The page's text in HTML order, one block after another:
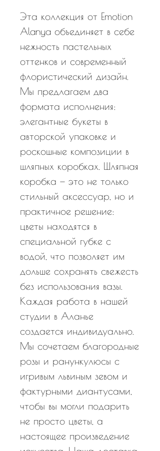
Эта коллекция от Emotion
Alanya объединяет в себе
нежность пастельных
оттенков и современный
флористический дизайн.
Мы предлагаем два
формата исполнения:
элегантные букеты в
авторской упаковке и
роскошные композиции в
шляпных коробках. Шляпная
коробка — это не только
стильный аксессуар, но и
практичное решение:
цветы находятся в
специальной губке с
водой, что позволяет им
дольше сохранять свежесть
без использования вазы.
Каждая работа в нашей
студии в Аланье
создается индивидуально.
Мы сочетаем благородные
розы и ранункулюсы с
игривым львиным зевом и
фактурными диантусами,
чтобы вы могли подарить
не просто цветы, а
настоящее произведение